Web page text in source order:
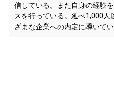
信している。また自身の経験
スを行っている。延べ1,000人
ざまな企業への内定に導いてい